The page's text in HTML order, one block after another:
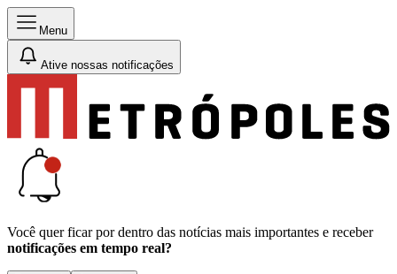
Menu
Ative nossas notificações
Você quer ficar por dentro das notícias mais importantes e receber
notificações em tempo real?